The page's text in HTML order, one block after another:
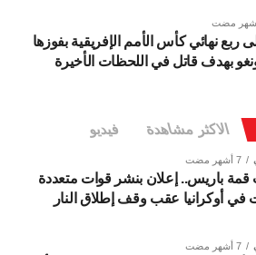
ربع نهائي كأس الأمم الإفريقية بفوزها
بهدف قاتل في اللحظات الأخيرة
الاكثر مشاهدة فيديو
7 أشهر مضت
باريس.. إعلان بنشر قوات متعددة
في أوكرانيا عقب وقف إطلاق النار
7 أشهر مضت